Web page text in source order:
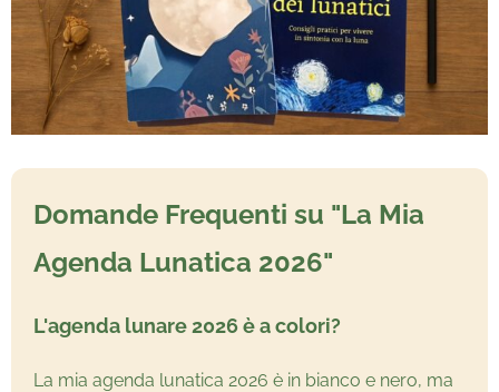
Domande Frequenti su "La Mia
Agenda Lunatica 2026"
L'agenda lunare 2026 è a colori?
La mia agenda lunatica 2026 è in bianco e nero, ma